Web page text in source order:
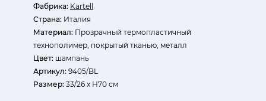
Фабрика: Kartell
Страна: Италия
Материал: Прозрачный термопластичный
технополимер, покрытый тканью, металл
Цвет: шампань
Артикул: 9405/BL
Размер: 33/26 х Н70 см